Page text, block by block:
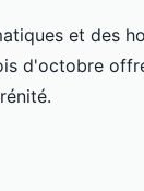
et des
d'octobre